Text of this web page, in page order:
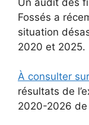
Fossés a
situation
2020 et 2025.
À consulter
résultats de
2020-2026